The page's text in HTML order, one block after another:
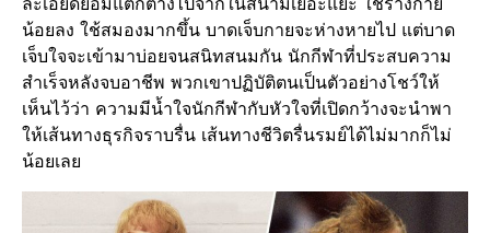
น้อยลง ใช้สมองมากขึ้น บาดเจ็บกายจะห่างหายไป แต่บาด
เจ็บใจจะเข้ามาบ่อยจนสนิทสนมกัน นักกีฬาที่ประสบความ
สำเร็จหลังจบอาชีพ พวกเขาปฏิบัติตนเป็นตัวอย่างโชว์ให้
เห็นไว้ว่า ความมีน้ำใจนักกีฬากับหัวใจที่เปิดกว้างจะนำพา
ให้เส้นทางธุรกิจราบรื่น เส้นทางชีวิตรื่นรมย์ได้ไม่มากก็ไม่
น้อยเลย